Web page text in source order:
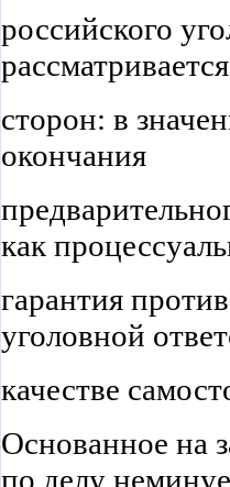
российского
сторон: в
окончания
как
гарантия
уголовной
качестве
Основанное на
по делу